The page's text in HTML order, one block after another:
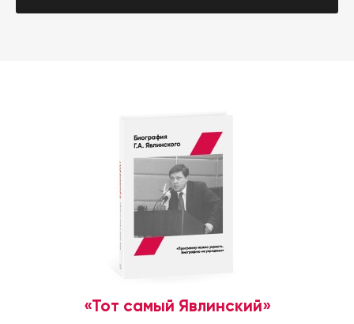
«Тот самый Явлинский»